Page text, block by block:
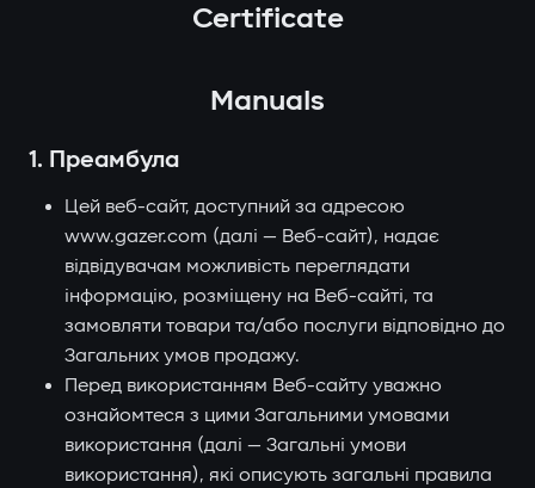
Certificate
Manuals
1. Преамбула
Цей веб-сайт, доступний за адресою
www.gazer.com (далі — Веб-сайт), надає
відвідувачам можливість переглядати
інформацію, розміщену на Веб-сайті, та
замовляти товари та/або послуги відповідно до
Загальних умов продажу.
Перед використанням Веб-сайту уважно
ознайомтеся з цими Загальними умовами
використання (далі — Загальні умови
використання), які описують загальні правила